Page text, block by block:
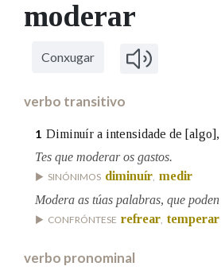
MARCIAL
FIGURAS
Facebook
TwitterYoutubeInstagram
Bluesky
BUSCAR NOS LEMAS
Comeza por
Contén
moderar
Conxugar
verbo transitivo
1 Diminuír a intensidade de [algo],
Tes que moderar os gastos.
SINÓNIMOS diminuír medir
Modera as túas palabras, que
CONFRÓNTESE refrear temperar
verbo pronominal